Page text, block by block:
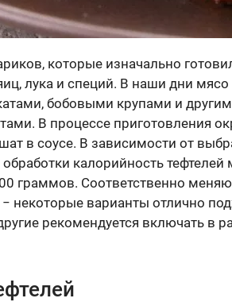
которые изначально
лука и специй. В наши дни
бобовыми крупами и
В процессе приготовления
в соусе. В зависимости от
калорийность тефтелей
граммов. Соответственно
некоторые варианты отлично
рекомендуется включать в